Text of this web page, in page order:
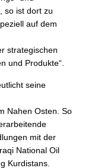
so ist dort zu
auf dem
strategischen
und Produkte“.
seine
Nahen Osten. So
mit der
National Oil
Kurdistans.